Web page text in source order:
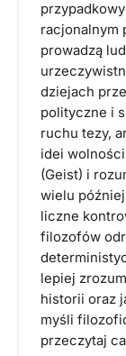
racjonalnym
prowadzą
dziejach
polityczne i
ruchu tezy,
idei
(Geist) i
wielu
liczne
filozofów
lepiej
historii oraz
myśli
przeczytaj